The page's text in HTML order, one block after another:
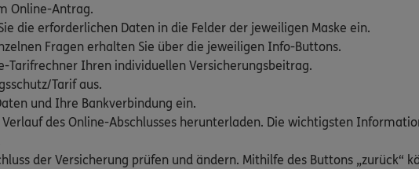
Online-Antrag.
die erforderlichen Daten in die Felder der jeweiligen Maske ein.
Fragen erhalten Sie über die jeweiligen Info-Buttons.
Tarifrechner Ihren individuellen Versicherungsbeitrag.
Tarif aus.
und Ihre Bankverbindung ein.
des Online-Abschlusses herunterladen. Die wichtigsten
der Versicherung prüfen und ändern. Mithilfe des Buttons „zurück“